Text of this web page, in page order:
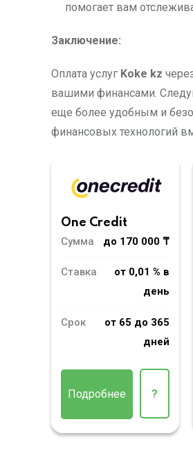
помогает вам
Заключение:
Оплата услуг Koke kz
вашими финансами.
еще более удобным и
финансовых технологий
One Credit
Сумма
до 170 000 ₸
Ставка
от 0,01 % в
день
Срок
от 65 до 365
дней
Подробнее ?